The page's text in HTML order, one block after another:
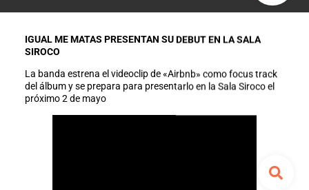
IGUAL ME MATAS PRESENTAN SU DEBUT EN LA SALA
SIROCO
La banda estrena el videoclip de «Airbnb» como focus track
del álbum y se prepara para presentarlo en la Sala Siroco el
próximo 2 de mayo